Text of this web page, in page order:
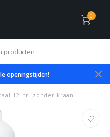
0
producten
openingstijden!
12 ltr. zonder kraan